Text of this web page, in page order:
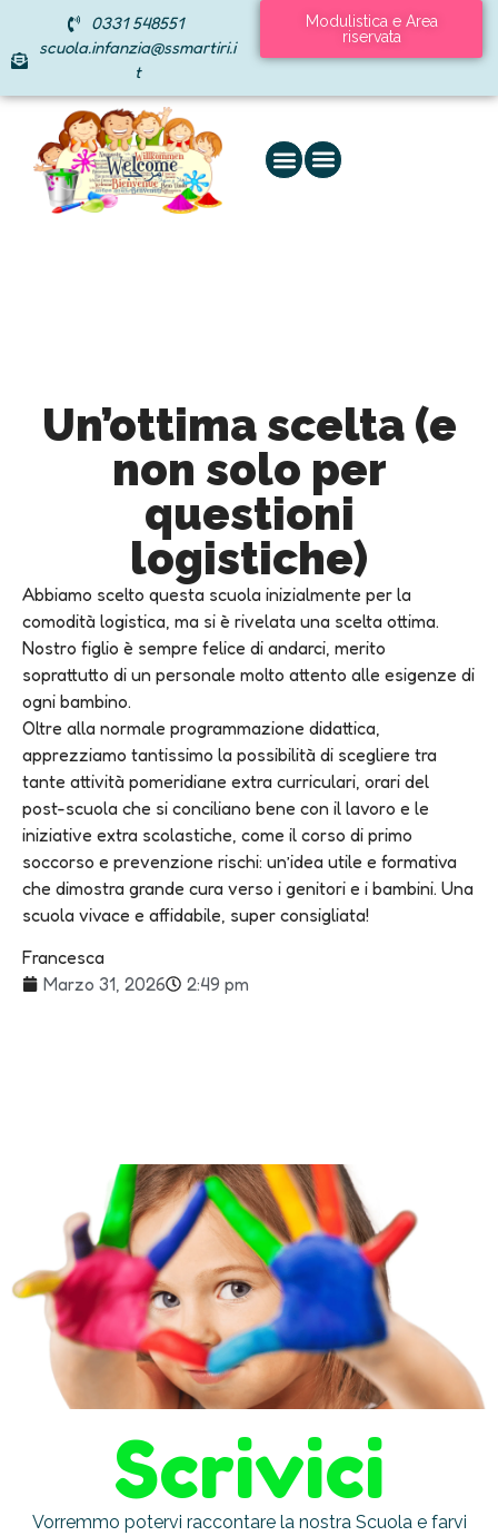
0331 548551
scuola.infanzia@ssmartiri.i
t
Modulistica e Area
riservata
Un’ottima scelta (e
non solo per
questioni
logistiche)
Abbiamo scelto questa scuola inizialmente per la
comodità logistica, ma si è rivelata una scelta ottima.
Nostro figlio è sempre felice di andarci, merito
soprattutto di un personale molto attento alle esigenze di
ogni bambino.
Oltre alla normale programmazione didattica,
apprezziamo tantissimo la possibilità di scegliere tra
tante attività pomeridiane extra curriculari, orari del
post-scuola che si conciliano bene con il lavoro e le
iniziative extra scolastiche, come il corso di primo
soccorso e prevenzione rischi: un’idea utile e formativa
che dimostra grande cura verso i genitori e i bambini. Una
scuola vivace e affidabile, super consigliata!
Francesca
Marzo 31, 2026
2:49 pm
Scrivici
Vorremmo potervi raccontare la nostra Scuola e farvi